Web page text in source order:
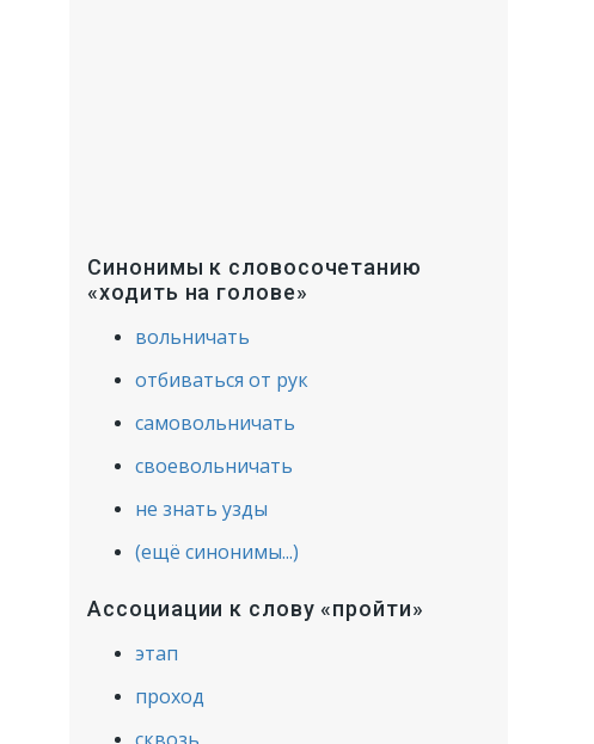
Синонимы к словосочетанию
«ходить на голове»
вольничать
отбиваться от рук
самовольничать
своевольничать
не знать узды
(ещё синонимы...)
Ассоциации к слову «пройти»
этап
проход